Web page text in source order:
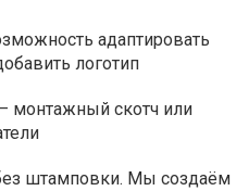
адаптировать
логотип
монтажный скотч или
штамповки. Мы создаём